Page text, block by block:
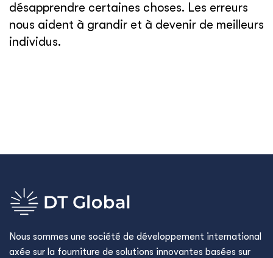
désapprendre certaines choses. Les erreurs
nous aident à grandir et à devenir de meilleurs
individus.
Nous sommes une société de développement international
axée sur la fourniture de solutions innovantes basées sur